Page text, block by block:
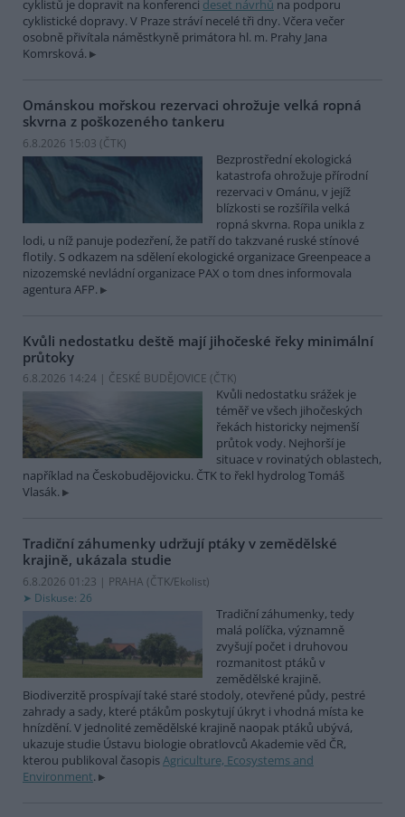
cyklistů je dopravit na konferenci deset návrhů na podporu
cyklistické dopravy. V Praze stráví necelé tři dny. Včera večer
osobně přivítala náměstkyně primátora hl. m. Prahy Jana
Komrsková.
Ománskou mořskou rezervaci ohrožuje velká ropná
skvrna z poškozeného tankeru
6.8.2026 15:03 (ČTK)
Bezprostřední ekologická
katastrofa ohrožuje přírodní
rezervaci v Ománu, v jejíž
blízkosti se rozšířila velká
ropná skvrna. Ropa unikla z
lodi, u níž panuje podezření, že patří do takzvané ruské stínové
flotily. S odkazem na sdělení ekologické organizace Greenpeace a
nizozemské nevládní organizace PAX o tom dnes informovala
agentura AFP.
Kvůli nedostatku deště mají jihočeské řeky minimální
průtoky
6.8.2026 14:24 | ČESKÉ BUDĚJOVICE (ČTK)
Kvůli nedostatku srážek je
téměř ve všech jihočeských
řekách historicky nejmenší
průtok vody. Nejhorší je
situace v rovinatých oblastech,
například na Českobudějovicku. ČTK to řekl hydrolog Tomáš
Vlasák.
Tradiční záhumenky udržují ptáky v zemědělské
krajině, ukázala studie
6.8.2026 01:23 | PRAHA (ČTK/Ekolist)
Diskuse: 26
Tradiční záhumenky, tedy
malá políčka, významně
zvyšují počet i druhovou
rozmanitost ptáků v
zemědělské krajině.
Biodiverzitě prospívají také staré stodoly, otevřené půdy, pestré
zahrady a sady, které ptákům poskytují úkryt i vhodná místa ke
hnízdění. V jednolité zemědělské krajině naopak ptáků ubývá,
ukazuje studie Ústavu biologie obratlovců Akademie věd ČR,
kterou publikoval časopisAgriculture, Ecosystems and
Environment.